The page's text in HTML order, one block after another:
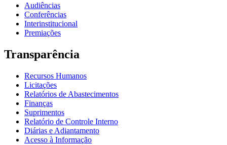
Audiências
Conferências
Interinstitucional
Premiações
Transparência
Recursos Humanos
Licitações
Relatórios de Abastecimentos
Finanças
Suprimentos
Relatório de Controle Interno
Diárias e Adiantamento
Acesso à Informação